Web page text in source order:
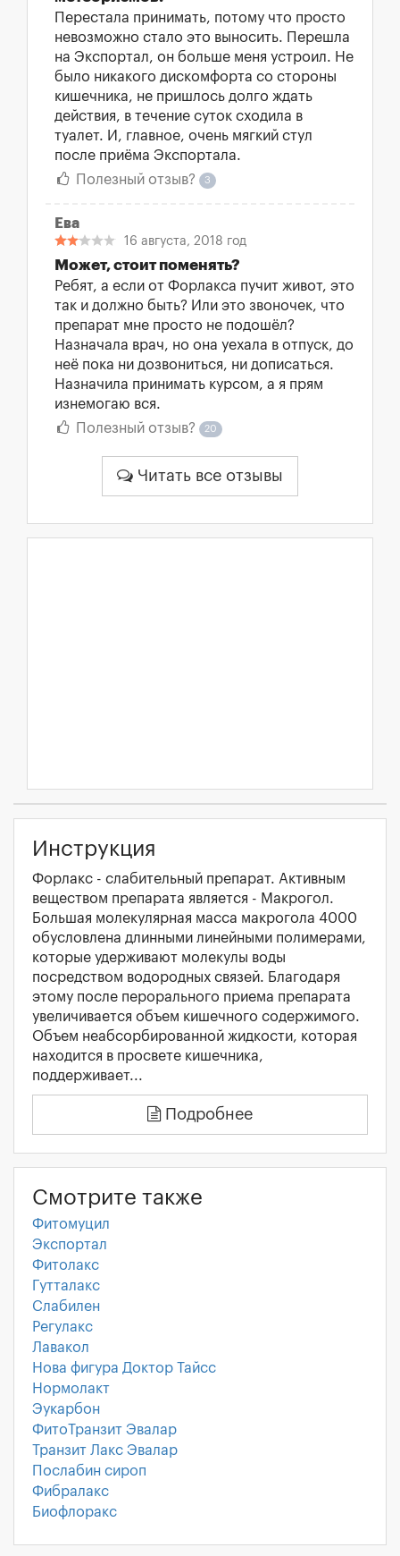
Перестала принимать, потому что просто
невозможно стало это выносить. Перешла
на Экспортал, он больше меня устроил. Не
было никакого дискомфорта со стороны
кишечника, не пришлось долго ждать
действия, в течение суток сходила в
туалет. И, главное, очень мягкий стул
после приёма Экспортала.
Полезный отзыв?
3
Ева
16 августа, 2018 год
Может, стоит поменять?
Ребят, а если от Форлакса пучит живот, это
так и должно быть? Или это звоночек, что
препарат мне просто не подошёл?
Назначала врач, но она уехала в отпуск, до
неё пока ни дозвониться, ни дописаться.
Назначила принимать курсом, а я прям
изнемогаю вся.
Полезный отзыв?
20
Читать все отзывы
Инструкция
Форлакс - слабительный препарат. Активным
веществом препарата является - Макрогол.
Большая молекулярная масса макрогола 4000
обусловлена длинными линейными полимерами,
которые удерживают молекулы воды
посредством водородных связей. Благодаря
этому после перорального приема препарата
увеличивается объем кишечного содержимого.
Объем неабсорбированной жидкости, которая
находится в просвете кишечника,
поддерживает...
Подробнее
Смотрите также
Фитомуцил
Экспортал
Фитолакс
Гутталакс
Слабилен
Регулакс
Лавакол
Нова фигура Доктор Тайсс
Нормолакт
Эукарбон
ФитоТранзит Эвалар
Транзит Лакс Эвалар
Послабин сироп
Фибралакс
Биофлоракс